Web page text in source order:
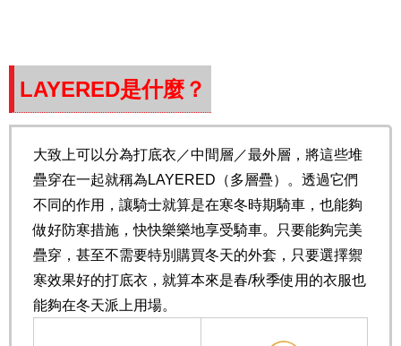
LAYERED是什麼？
大致上可以分為打底衣／中間層／最外層，將這些堆
疊穿在一起就稱為LAYERED（多層疊）。透過它們
不同的作用，讓騎士就算是在寒冬時期騎車，也能夠
做好防寒措施，快快樂樂地享受騎車。只要能夠完美
疊穿，甚至不需要特別購買冬天的外套，只要選擇禦
寒效果好的打底衣，就算本來是春/秋季使用的衣服也
能夠在冬天派上用場。